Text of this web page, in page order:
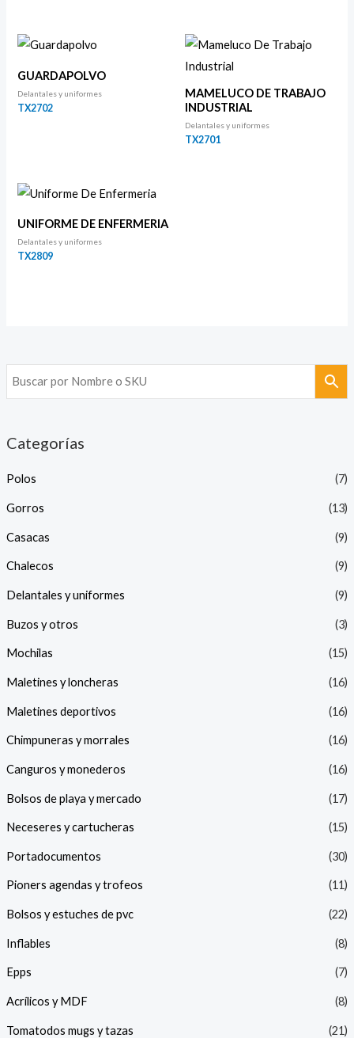
Categorías
Polos (7)
Gorros (13)
Casacas (9)
Chalecos (9)
Delantales y uniformes (9)
Buzos y otros (3)
Mochilas (15)
Maletines y loncheras (16)
Maletines deportivos (16)
Chimpuneras y morrales (16)
Canguros y monederos (16)
Bolsos de playa y mercado (17)
Neceseres y cartucheras (15)
Portadocumentos (30)
Pioners agendas y trofeos (11)
Bolsos y estuches de pvc (22)
Inflables (8)
Epps (7)
Acrílicos y MDF (8)
Tomatodos mugs y tazas (21)
GUARDAPOLVO
Delantales y uniformes
TX2702
MAMELUCO DE TRABAJO
INDUSTRIAL
Delantales y uniformes
TX2701
UNIFORME DE ENFERMERIA
Delantales y uniformes
TX2809